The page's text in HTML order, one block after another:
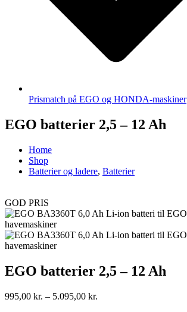
Prismatch på EGO og HONDA-maskiner
EGO batterier 2,5 – 12 Ah
Home
Shop
Batterier og ladere, Batterier
GOD PRIS
EGO batterier 2,5 – 12 Ah
995,00 kr. – 5.095,00 kr.